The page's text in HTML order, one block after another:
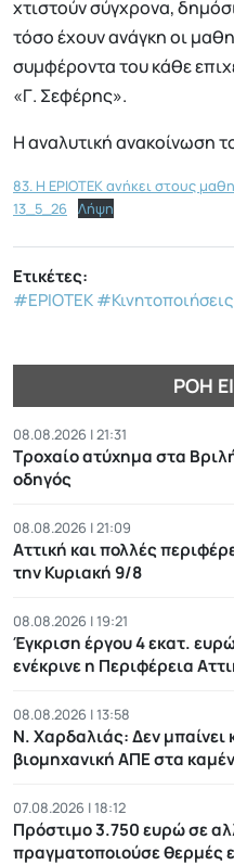
χτιστούν σύγχρονα,
τόσο έχουν ανάγκη οι
συμφέροντα του κάθε
«Γ. Σεφέρης».
Η αναλυτική ανακοίνωση
83. H ΕΡΙΟΤΕΚ ανήκει στους
13_5_26
Λήψη
Ετικέτες:
#ΕΡΙΟΤΕΚ#Κινητοποιήσεις
ΡΟΉ
08.08.2026 | 21:31
Τροχαίο ατύχημα στα
οδηγός
08.08.2026 | 21:09
Αττική και πολλές
την Κυριακή 9/8
08.08.2026 | 19:21
Έγκριση έργου 4 εκατ.
ενέκρινε η Περιφέρεια
08.08.2026 | 13:58
Ν. Χαρδαλιάς: Δεν μπαίνει
βιομηχανική ΑΠΕ στα
07.08.2026 | 18:12
Πρόστιμο 3.750 ευρώ σε
πραγματοποιούσε θερμές